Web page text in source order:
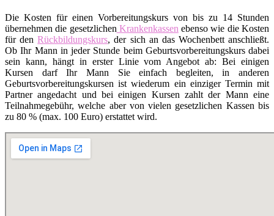
Die Kosten für einen Vorbereitungskurs von bis zu 14 Stunden
übernehmen die gesetzlichen Krankenkassen ebenso wie die Kosten
für denRückbildungskurs, der sich an das Wochenbett anschließt.
Ob Ihr Mann in jeder Stunde beim Geburtsvorbereitungskurs dabei
sein kann, hängt in erster Linie vom Angebot ab: Bei einigen
Kursen darf Ihr Mann Sie einfach begleiten, in anderen
Geburtsvorbereitungskursen ist wiederum ein einziger Termin mit
Partner angedacht und bei einigen Kursen zahlt der Mann eine
Teilnahmegebühr, welche aber von vielen gesetzlichen Kassen bis
zu 80 % (max. 100 Euro) erstattet wird.